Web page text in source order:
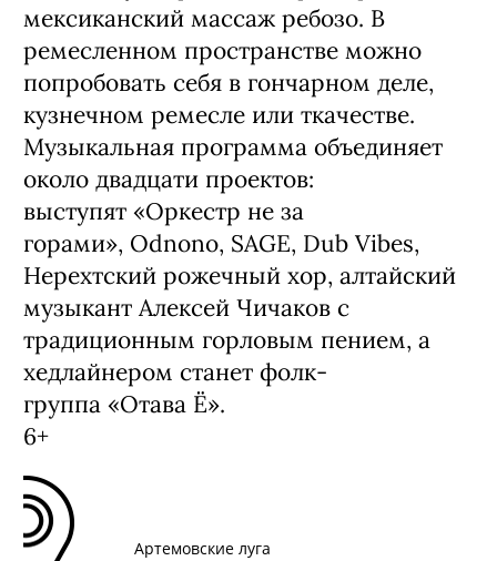
мексиканский массаж ребозо. В
ремесленном пространстве можно
попробовать себя в гончарном деле,
кузнечном ремесле или ткачестве.
Музыкальная программа объединяет
около двадцати проектов:
выступят «Оркестр не за
горами», Odnono, SAGE, Dub Vibes,
Нерехтский рожечный хор, алтайский
музыкант Алексей Чичаков с
традиционным горловым пением, а
хедлайнером станет фолк-
группа «Отава Ё».
6+
Артемовские луга